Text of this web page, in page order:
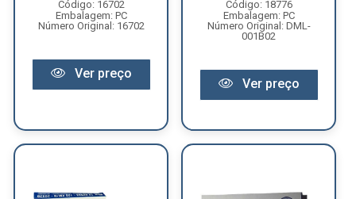
Código: 16702
Embalagem: PC
Número Original: 16702
Ver preço
Código: 18776
Embalagem: PC
Número Original: DML-
001B02
Ver preço